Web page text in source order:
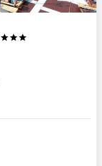
starstarstar